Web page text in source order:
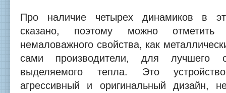
Про наличие четырех динамиков в
сказано, поэтому можно
немаловажного свойства, как
сами производители, для лучшего
выделяемого тепла. Это
агрессивный и оригинальный дизайн,